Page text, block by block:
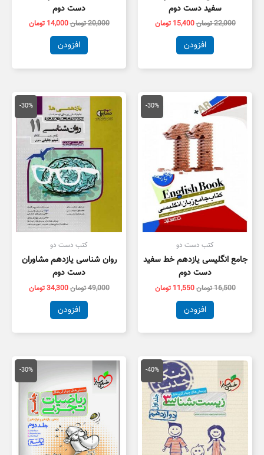
سفید دست دوم
22,000تومان15,400 تومان
افزودن
دست دوم
20,000تومان14,000 تومان
افزودن
-30%
کتب دست دو
جامع انگلیسی یازدهم خط سفید
دست دوم
16,500تومان
16,500 تومان
بود.
11,550 تومان
قیمت
فعلی
افزودن
-30%
کتب دست دو
روان شناسی یازدهم مشاوران
دست دوم
49,000تومان
قیمت
اصلی
49,000 تومان
بود.
34,300تومان
قیمت
فعلی
افزودن
-40%
قیمت
اصلی
55,000 تومان
بود.
قیمت
فعلی
است.
-30%
قیمت
100,000 تومان
بود.
قیمت
فعلی